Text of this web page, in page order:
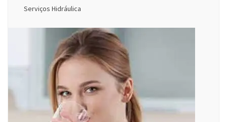
Serviços Hidráulica